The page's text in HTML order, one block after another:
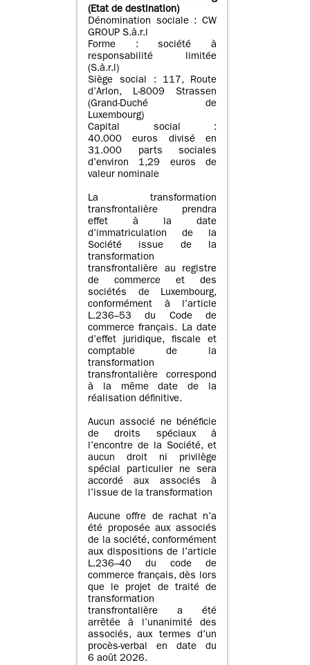
(Etat de destination)
Dénomination sociale : CW
GROUP S.à.r.l
Forme : société à
responsabilité limitée
(S.à.r.l)
Siège social : 117, Route
d’Arlon, L-8009 Strassen
(Grand-Duché de
Luxembourg)
Capital social :
40.000 euros divisé en
31.000 parts sociales
d’environ 1,29 euros de
valeur nominale
La transformation
transfrontalière prendra
effet à la date
d’immatriculation de la
Société issue de la
transformation
transfrontalière au registre
de commerce et des
sociétés de Luxembourg,
conformément à l’article
L.236–53 du Code de
commerce français. La date
d’effet juridique, fiscale et
comptable de la
transformation
transfrontalière correspond
à la même date de la
réalisation définitive.
Aucun associé ne bénéficie
de droits spéciaux à
l’encontre de la Société, et
aucun droit ni privilège
spécial particulier ne sera
accordé aux associés à
l’issue de la transformation
Aucune offre de rachat n’a
été proposée aux associés
de la société, conformément
aux dispositions de l’article
L.236–40 du code de
commerce français, dès lors
que le projet de traité de
transformation
transfrontalière a été
arrêtée à l’unanimité des
associés, aux termes d’un
procès-verbal en date du
6 août 2026.